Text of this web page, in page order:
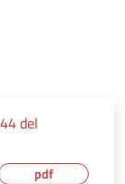
del
pdf